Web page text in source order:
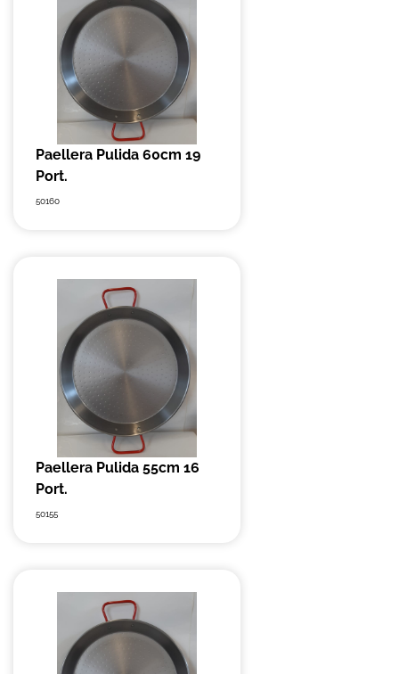
Paellera Pulida 60cm 19
Port.
50160
Paellera Pulida 55cm 16
Port.
50155